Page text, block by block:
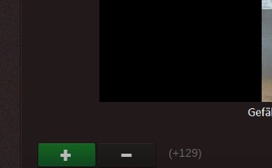
(+129)